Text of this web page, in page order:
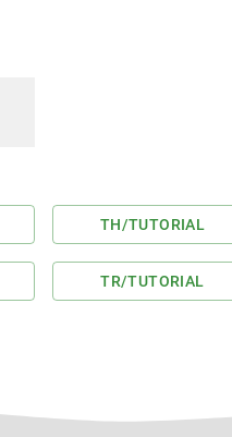
TH/TUTORIAL
TR/TUTORIAL